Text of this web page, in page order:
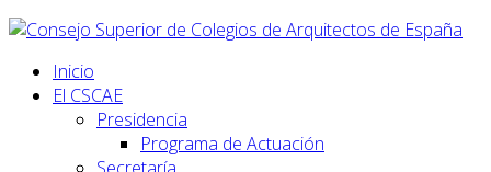
Inicio
El CSCAE
Presidencia
Programa de Actuación